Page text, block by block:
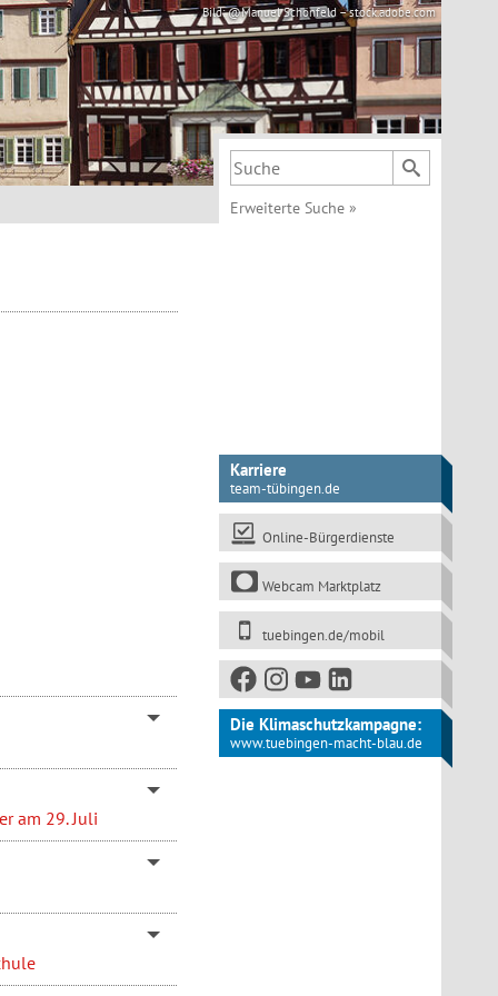
Bild: @Manuel Schönfeld – stock.adobe.com
Suchbegriff
Erweiterte Suche »
am 29. Juli
Karriere
team-tübingen.de
Online-Bürgerdienste
Webcam Marktplatz
tuebingen.de/mobil
Die Klimaschutzkampagne:
www.tuebingen-macht-blau.de